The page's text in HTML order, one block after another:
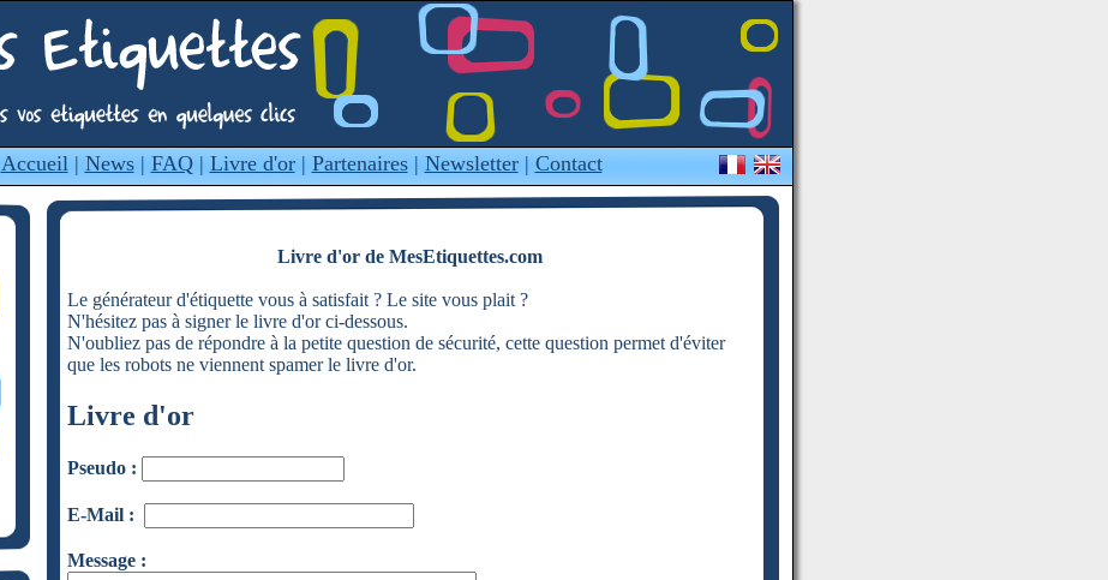
Accueil| News| FAQ| Livre d'or| Partenaires| Newsletter| Contact
Livre d'or de MesEtiquettes.com
Le générateur d'étiquette vous à satisfait ? Le site vous plait ?
N'hésitez pas à signer le livre d'or ci-dessous.
N'oubliez pas de répondre à la petite question de sécurité, cette question permet d'éviter
que les robots ne viennent spamer le livre d'or.
Livre d'or
Pseudo :
E-Mail :
Message :